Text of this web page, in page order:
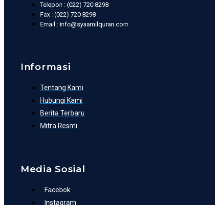
Telepon : (022) 720 8298
Fax : (022) 720 8298
Email : info@syaamilquran.com
Informasi
Tentang Kami
Hubungi Kami
Berita Terbaru
Mitra Resmi
Media Sosial
Facebok
Instagram